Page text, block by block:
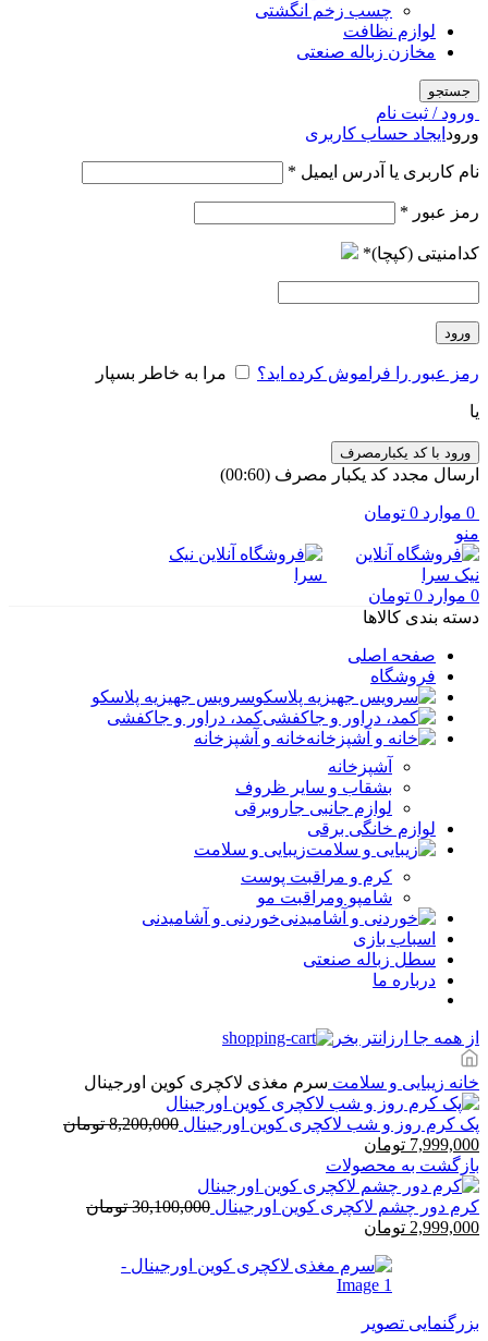
چسب زخم انگشتی
لوازم نظافت
مخازن زباله صنعتی
جستجو
ورود / ثبت نام
ورود ایجاد حساب کاربری
نام کاربری یا آدرس ایمیل *
رمز عبور *
کدامنیتی (کپچا)*
ورود
رمز عبور را فراموش کرده اید؟ مرا به خاطر بسپار
یا
ورود با کد یکبارمصرف
ارسال مجدد کد یکبار مصرف (00:
60
)
0 موارد 0 تومان
منو
0 موارد 0 تومان
دسته بندی کالاها
صفحه اصلی
فروشگاه
سرویس جهیزیه پلاسکو
کمد، دراور و جاکفشی
خانه و آشپزخانه
آشپزخانه
بشقاب و سایر ظروف
لوازم جانبی جاروبرقی
لوازم خانگی برقی
زیبایی و سلامت
کرم و مراقبت پوست
شامپو ومراقبت مو
خوردنی و آشامیدنی
اسباب بازی
سطل زباله صنعتی
درباره ما
از همه جا ارزانتر بخر
خانه زیبایی و سلامت سرم مغذی لاکچری کوین اورجینال
پک کرم روز و شب لاکچری کوین اورجینال 8,200,000 تومان
قیمت
اصلی:
8,200,000 تومان
بود.
7,999,000 تومان
فعلی:
7,999,000 تومان.
بازگشت به محصولات
کرم دور چشم لاکچری کوین اورجینال 30,100,000 تومان
قیمت
30,100,000 تومان
2,999,000 تومان
2,999,000 تومان.
بزرگنمایی تصویر